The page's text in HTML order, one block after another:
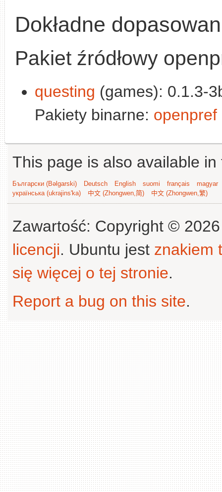
Dokładne
Pakiet źródłowy
questing (games): 0.1.3-
Pakiety binarne: openpref
This page is also available
Български (Bəlgarski) Deutsch English suomi français
magyar
українська (ukrajins'ka)
中文 (Zhongwen,简) 中文 (Zhongwen,繁)
Zawartość: Copyright ©
licencji. Ubuntu jest znakiem
się więcej o tej stronie.
Report a bug on this site.